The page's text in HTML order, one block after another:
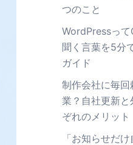
つのこと
WordPressって
聞く言葉を5分
ガイド
制作会社に毎
業？自社更新
ぞれのメリット
「お知らせだ